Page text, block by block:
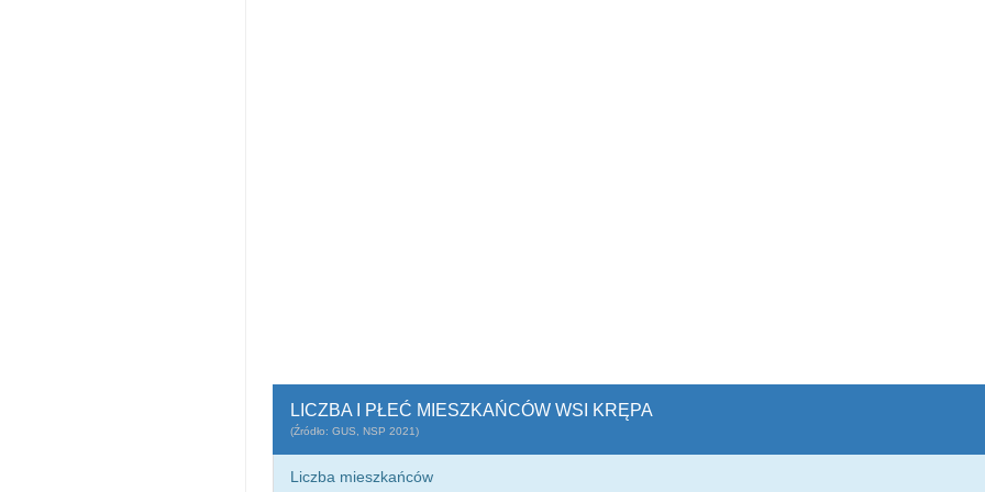
LICZBA I PŁEĆ MIESZKAŃCÓW WSI KRĘPA
(Źródło: GUS, NSP 2021)
Liczba mieszkańców